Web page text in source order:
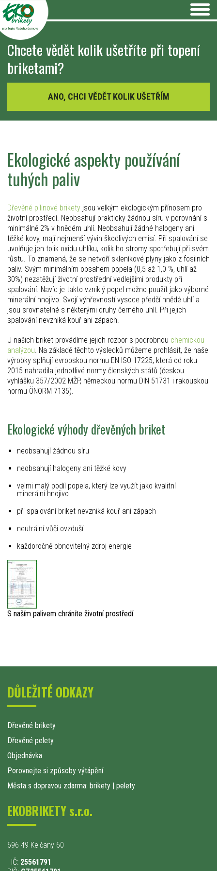
pro teplo Vašeho domova
Chcete vědět kolik ušetříte při topení
briketami?
ANO, CHCI VĚDĚT KOLIK UŠETŘÍM
Ekologické aspekty používání
tuhých paliv
Dřevěné pilinové brikety jsou velkým ekologickým přínosem pro
životní prostředí. Neobsahují prakticky žádnou síru v porovnání s
minimálně 2% v hnědém uhlí. Neobsahují žádné halogeny ani
těžké kovy, mají nejmenší vývin škodlivých emisí. Při spalování se
uvolňuje jen tolik oxidu uhlíku, kolik ho stromy spotřebují při svém
růstu. To znamená, že se netvoří skleníkové plyny jako z fosilních
paliv. Svým minimálním obsahem popela (0,5 až 1,0 %, uhlí až
30%) nezatěžují životní prostřední vedlejšími produkty při
spalování. Navíc je takto vzniklý popel možno použít jako výborné
minerální hnojivo. Svojí výhřevností vysoce předčí hnědé uhlí a
jsou srovnatelné s některými druhy černého uhlí. Při jejich
spalování nevzniká kouř ani zápach.
U našich briket provádíme jejich rozbor s podrobnou chemickou
analýzou. Na základě těchto výsledků můžeme prohlásit, že naše
výrobky splňují evropskou normu EN ISO 17225, která od roku
2015 nahradila jednotlivé normy členských států (českou
vyhlášku 357/2002 MŽP, německou normu DIN 51731 i rakouskou
normu ÖNORM 7135).
Ekologické výhody dřevěných briket
neobsahují žádnou síru
neobsahují halogeny ani těžké kovy
velmi malý podíl popela, který lze využít jako kvalitní
minerální hnojivo
při spalování briket nevzniká kouř ani zápach
neutrální vůči ovzduší
každoročně obnovitelný zdroj energie
S naším palivem chráníte životní prostředí
DŮLEŽITÉ ODKAZY
Dřevěné brikety
Dřevěné pelety
Objednávka
Porovnejte si způsoby výtápění
Města s dopravou zdarma: brikety | pelety
EKOBRIKETY s.r.o.
696 49 Kelčany 60
IČ: 25561791